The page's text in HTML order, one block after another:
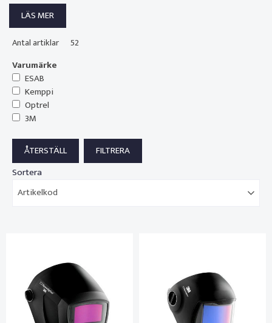
LÄS MER
Antal artiklar 52
Varumärke
ESAB
Kemppi
Optrel
3M
Sortera
Artikelkod